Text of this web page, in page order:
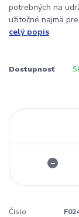
potrebných na
užitočné najmä
celý popis
Dostupnosť
Číslo